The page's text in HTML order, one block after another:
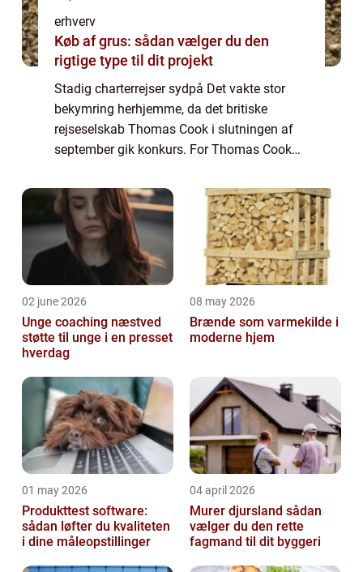
erhverv
Køb af grus: sådan vælger du den
rigtige type til dit projekt
Stadig charterrejser sydpå Det vakte stor
bekymring herhjemme, da det britiske
rejseselskab Thomas Cook i slutningen af
september gik konkurs. For Thomas Cook
rejseselskab som den karismatiske Simon
Spies st...
02 june 2026
Unge coaching næstved
støtte til unge i en presset
hverdag
08 may 2026
Brænde som varmekilde i
moderne hjem
01 may 2026
Produkttest software:
sådan løfter du kvaliteten
i dine måleopstillinger
04 april 2026
Murer djursland sådan
vælger du den rette
fagmand til dit byggeri